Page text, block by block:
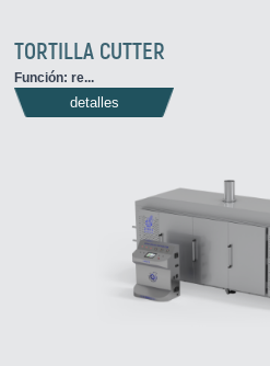
TORTILLA CUTTER
Función: re...
detalles